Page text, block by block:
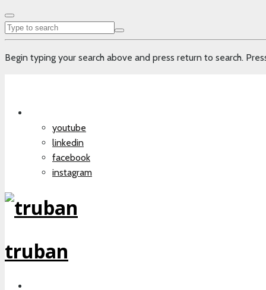
Begin typing your search above and press return to search.
youtube
linkedin
facebook
instagram
truban